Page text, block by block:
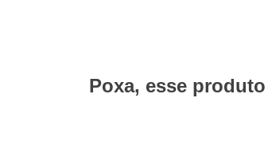
Poxa, esse